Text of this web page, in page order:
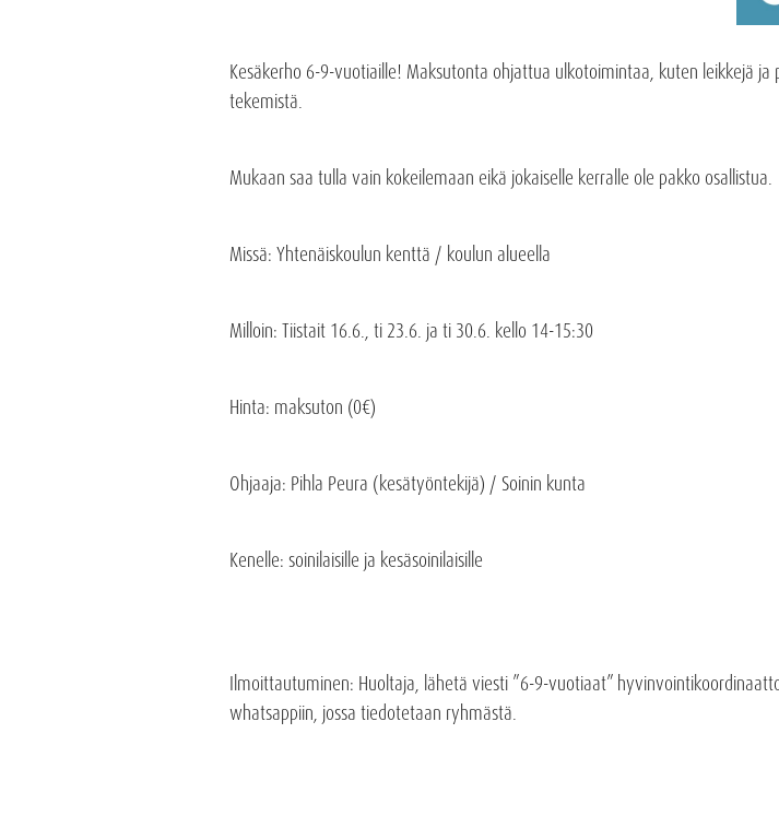
Kesäkerho 6-9-vuotiaille! Maksutonta ohjattua ulkotoimintaa, kuten leikkejä
tekemistä.
Mukaan saa tulla vain kokeilemaan eikä jokaiselle kerralle ole pakko osallistua.
Missä: Yhtenäiskoulun kenttä / koulun alueella
Milloin: Tiistait 16.6., ti 23.6. ja ti 30.6. kello 14-15:30
Hinta: maksuton (0€)
Ohjaaja: Pihla Peura (kesätyöntekijä) / Soinin kunta
Kenelle: soinilaisille ja kesäsoinilaisille
Ilmoittautuminen: Huoltaja, lähetä viesti ”6-9-vuotiaat”
whatsappiin, jossa tiedotetaan ryhmästä.